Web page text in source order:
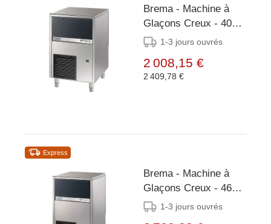
Brema - Machine à
Glaçons Creux - 40
kg/24h - Réserve 15kg
1-3 jours ouvrés
2 008,15 €
2 409,78 €
Express
Brema - Machine à
Glaçons Creux - 46
kg/24h - Réserve 20kg
1-3 jours ouvrés